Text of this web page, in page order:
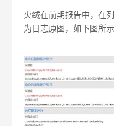
火绒在前期报告中，在
为日志原图，如下图所示